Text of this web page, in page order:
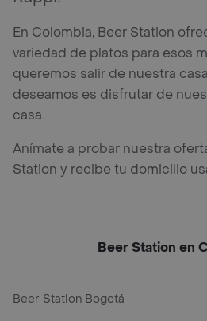
En Colombia, Beer Station
variedad de platos para esos
queremos salir de nuestra
deseamos es disfrutar de
casa.
Anímate a probar nuestra
Station y recibe tu domicilio
Beer Station en
Beer Station Bogotá